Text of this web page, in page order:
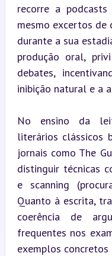
recorre a
mesmo excertos de
durante a sua
produção oral,
debates,
inibição natural e a
No ensino da
literários clássicos
jornais como The
distinguir técnicas
e scanning
Quanto à escrita,
coerência de
frequentes nos
exemplos concretos